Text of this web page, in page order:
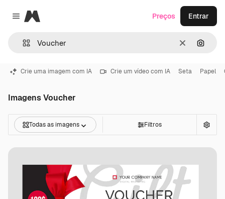
Close menu
Magnific
Limpar
Preços Entrar
Crie uma imagem com IA Crie um vídeo com IA Seta Papel
Imagens Voucher
Todas as imagens Filtros